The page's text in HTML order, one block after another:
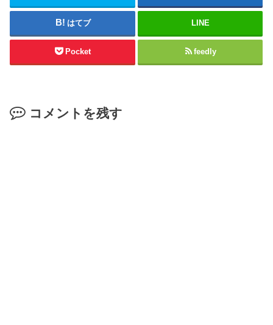
はてブ LINE
Pocket feedly
コメントを残す